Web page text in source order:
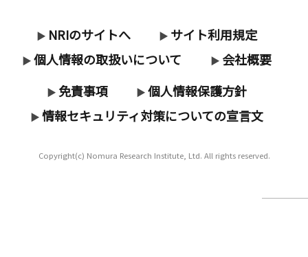
▶ NRIのサイトへ ▶ サイト利用規定
▶ 個人情報の取扱いについて ▶ 会社概要
▶ 免責事項 ▶個人情報保護方針
▶ 情報セキュリティ対策についての宣言文
Copyright(c) Nomura Research Institute, Ltd. All rights reserved.